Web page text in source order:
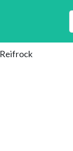
Reifrock